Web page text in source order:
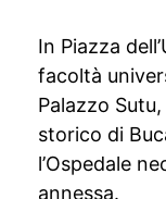
In Piazza
facoltà
Palazzo
storico di
l’Ospedale
annessa.